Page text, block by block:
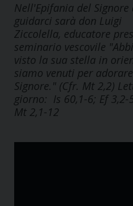
Nell'Epifania del Signore
guidarci sarà don Luigi
Ziccolella, educatore
seminario vescovile
visto la sua stella in
siamo venuti per
Signore." (Cfr. Mt 2,2)
giorno: Is 60,1-6; Ef 3,2-
Mt 2,1-12